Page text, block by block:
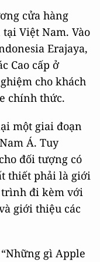
cửa hàng
Việt Nam. Vào
Erajaya,
Cao cấp ở
cho khách
chính thức.
một giai đoạn
Á. Tuy
đối tượng có
thiết phải là giới
trình đi kèm với
giới thiệu các
gì Apple